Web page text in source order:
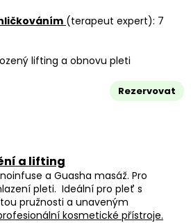
(terapeut expert): 7
lifting a obnovu pleti
Rezervovat
a lifting
a Guasha masáž. Pro
pleti. Ideální pro pleť s
pružnosti a unaveným
kosmetické přístroje.